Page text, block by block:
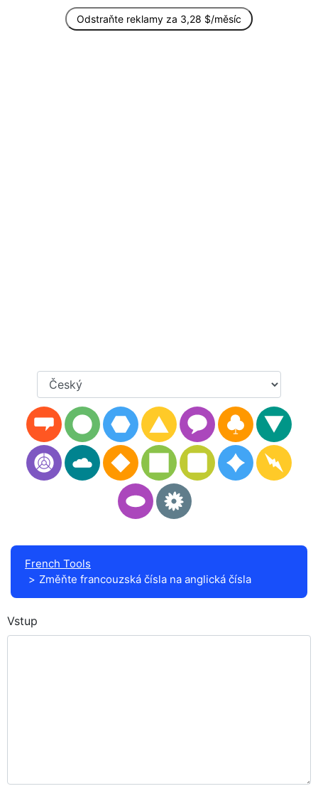
Odstraňte reklamy za 3,28 $/měsíc
French Tools
Změňte francouzská čísla na anglická čísla
Vstup